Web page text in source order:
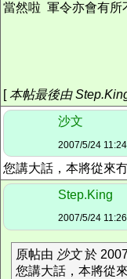
當然啦 軍令亦會有所
[本帖最後由
沙文
2007/5/24 11:24
您講大話，本將從來
Step.King
2007/5/24 11:26
原帖由 沙文於
您講大話，本將從